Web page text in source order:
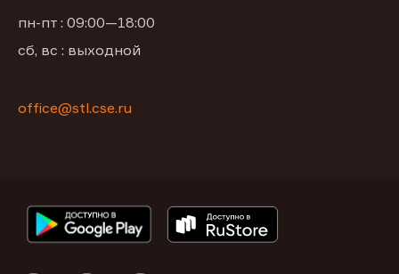
пн-пт : 09:00—18:00
сб, вс : выходной
office@stl.cse.ru